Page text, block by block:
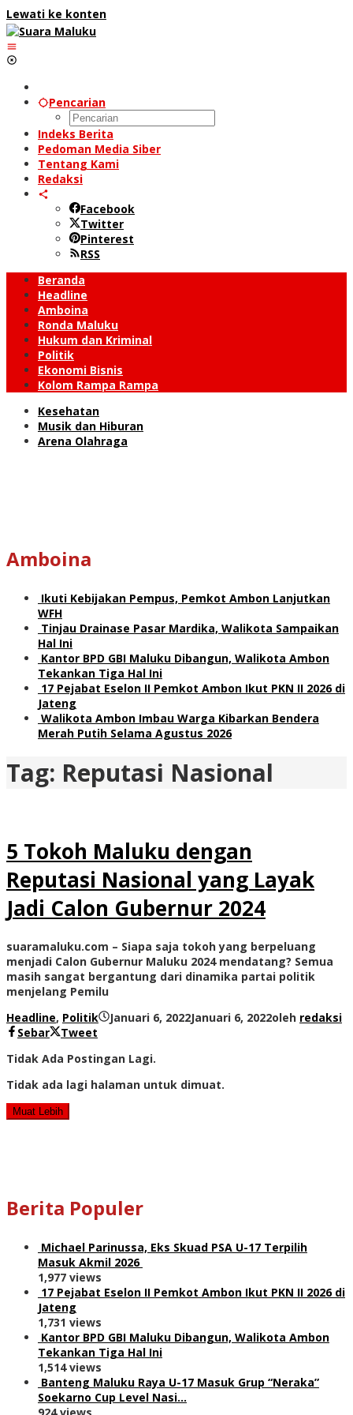
Lewati ke konten
Pencarian
Indeks Berita
Pedoman Media Siber
Tentang Kami
Redaksi
Facebook
Twitter
Pinterest
RSS
Beranda
Headline
Amboina
Ronda Maluku
Hukum dan Kriminal
Politik
Ekonomi Bisnis
Kolom Rampa Rampa
Kesehatan
Musik dan Hiburan
Arena Olahraga
Amboina
Ikuti Kebijakan Pempus, Pemkot Ambon Lanjutkan
WFH
Tinjau Drainase Pasar Mardika, Walikota Sampaikan
Hal Ini
Kantor BPD GBI Maluku Dibangun, Walikota Ambon
Tekankan Tiga Hal Ini
17 Pejabat Eselon II Pemkot Ambon Ikut PKN II 2026 di
Jateng
Walikota Ambon Imbau Warga Kibarkan Bendera
Merah Putih Selama Agustus 2026
Tag: Reputasi Nasional
5 Tokoh Maluku dengan
Reputasi Nasional yang Layak
Jadi Calon Gubernur 2024
suaramaluku.com – Siapa saja tokoh yang berpeluang
menjadi Calon Gubernur Maluku 2024 mendatang? Semua
masih sangat bergantung dari dinamika partai politik
menjelang Pemilu
Headline, Politik Januari 6, 2022Januari 6, 2022oleh redaksi
Sebar
Tweet
Tidak Ada Postingan Lagi.
Tidak ada lagi halaman untuk dimuat.
Muat Lebih
Berita Populer
Michael Parinussa, Eks Skuad PSA U-17 Terpilih
Masuk Akmil 2026
1,977 views
17 Pejabat Eselon II Pemkot Ambon Ikut PKN II 2026 di
Jateng
1,731 views
Kantor BPD GBI Maluku Dibangun, Walikota Ambon
Tekankan Tiga Hal Ini
1,514 views
Banteng Maluku Raya U-17 Masuk Grup “Neraka”
Soekarno Cup Level Nasi…